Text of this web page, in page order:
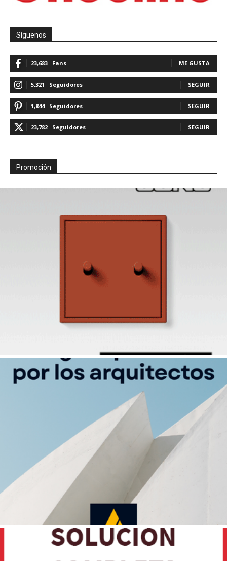
Síguenos
23,683 Fans ME GUSTA
5,321 Seguidores SEGUIR
1,844 Seguidores SEGUIR
23,782 Seguidores SEGUIR
Promoción